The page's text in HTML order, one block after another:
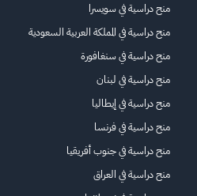
منح دراسية في سويسرا
منح دراسية في المملكة العربية السعودية
منح دراسية في سنغافورة
منح دراسية في لبنان
منح دراسية في إيطاليا
منح دراسية في فرنسا
منح دراسية في جنوب أفريقيا
منح دراسية في العراق